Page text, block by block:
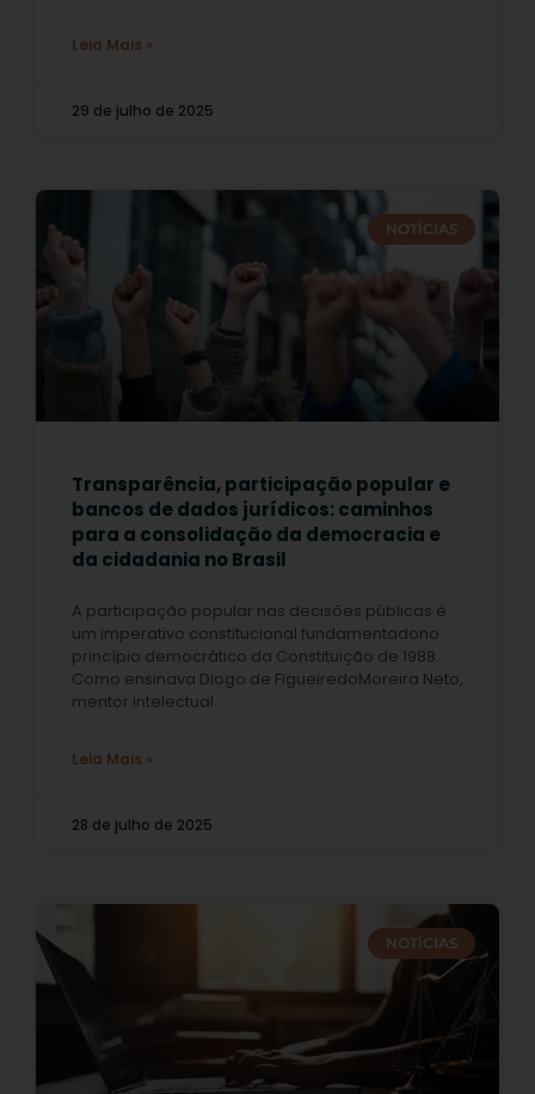
Leia Mais »
29 de julho de 2025
NOTÍCIAS
Transparência, participação popular e
bancos de dados jurídicos: caminhos
para a consolidação da democracia e
da cidadania no Brasil
A participação popular nas decisões públicas é
um imperativo constitucional fundamentadono
princípio democrático da Constituição de 1988.
Como ensinava Diogo de FigueiredoMoreira Neto,
mentor intelectual
Leia Mais »
28 de julho de 2025
NOTÍCIAS